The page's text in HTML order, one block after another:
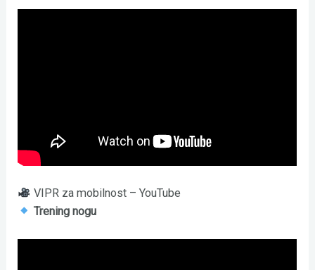
VIPR za mobilnost – YouTube
Trening nogu